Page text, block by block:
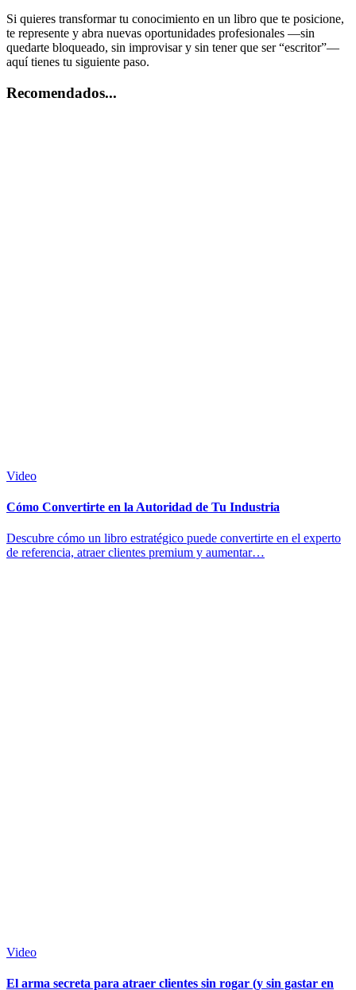
Si quieres transformar tu conocimiento en un libro que te posicione,
te represente y abra nuevas oportunidades profesionales —sin
quedarte bloqueado, sin improvisar y sin tener que ser “escritor”—
aquí tienes tu siguiente paso.
Recomendados...
Video
Cómo Convertirte en la Autoridad de Tu Industria
Descubre cómo un libro estratégico puede convertirte en el experto
de referencia, atraer clientes premium y aumentar…
Video
El arma secreta para atraer clientes sin rogar (y sin gastar en